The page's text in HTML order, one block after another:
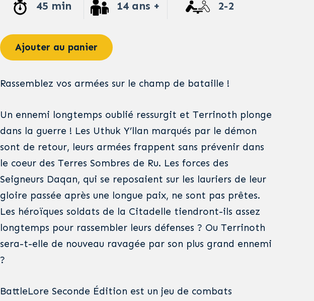
45 min 14 ans + 2-2
Ajouter au panier
Rassemblez vos armées sur le champ de bataille !
Un ennemi longtemps oublié ressurgit et Terrinoth plonge
dans la guerre ! Les Uthuk Y’llan marqués par le démon
sont de retour, leurs armées frappent sans prévenir dans
le coeur des Terres Sombres de Ru. Les forces des
Seigneurs Daqan, qui se reposaient sur les lauriers de leur
gloire passée après une longue paix, ne sont pas prêtes.
Les héroïques soldats de la Citadelle tiendront-ils assez
longtemps pour rassembler leurs défenses ? Ou Terrinoth
sera-t-elle de nouveau ravagée par son plus grand ennemi
?
BattleLore Seconde Édition est un jeu de combats